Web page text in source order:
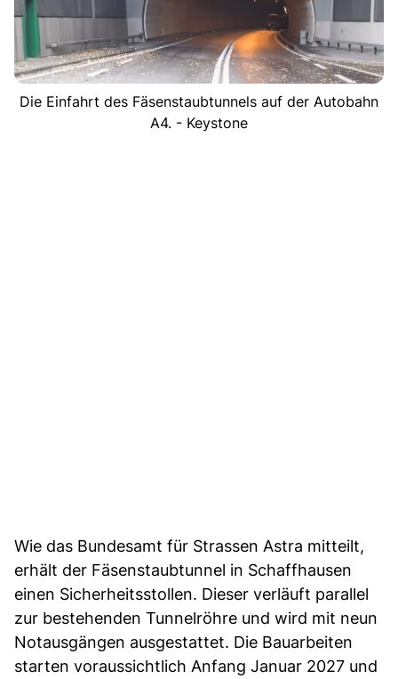
Die Einfahrt des Fäsenstaubtunnels auf der Autobahn
A4. - Keystone
Wie das Bundesamt für Strassen Astra mitteilt,
erhält der Fäsenstaubtunnel in Schaffhausen
einen Sicherheitsstollen. Dieser verläuft parallel
zur bestehenden Tunnelröhre und wird mit neun
Notausgängen ausgestattet. Die Bauarbeiten
starten voraussichtlich Anfang Januar 2027 und